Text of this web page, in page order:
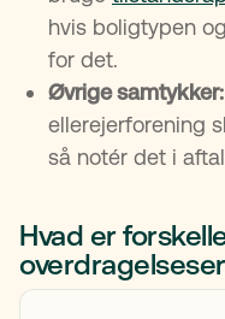
Afslutning
Lån, gæld og
hvis boligtypen
for det.
Øvrige samtykker:
ellerejerforening
så notér det i
Hvad er